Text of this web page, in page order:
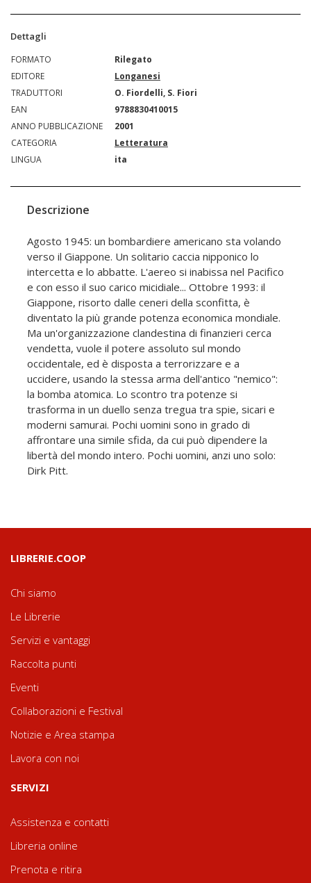
Dettagli
FORMATO
Rilegato
EDITORE
Longanesi
TRADUTTORI
O. Fiordelli, S. Fiori
EAN
9788830410015
ANNO PUBBLICAZIONE
2001
CATEGORIA
Letteratura
LINGUA
ita
Descrizione
Agosto 1945: un bombardiere americano sta volando
verso il Giappone. Un solitario caccia nipponico lo
intercetta e lo abbatte. L'aereo si inabissa nel Pacifico
e con esso il suo carico micidiale... Ottobre 1993: il
Giappone, risorto dalle ceneri della sconfitta, è
diventato la più grande potenza economica mondiale.
Ma un'organizzazione clandestina di finanzieri cerca
vendetta, vuole il potere assoluto sul mondo
occidentale, ed è disposta a terrorizzare e a
uccidere, usando la stessa arma dell'antico "nemico":
la bomba atomica. Lo scontro tra potenze si
trasforma in un duello senza tregua tra spie, sicari e
moderni samurai. Pochi uomini sono in grado di
affrontare una simile sfida, da cui può dipendere la
libertà del mondo intero. Pochi uomini, anzi uno solo:
Dirk Pitt.
LIBRERIE.COOP
Chi siamo
Le Librerie
Servizi e vantaggi
Raccolta punti
Eventi
Collaborazioni e Festival
Notizie e Area stampa
Lavora con noi
SERVIZI
Assistenza e contatti
Libreria online
Prenota e ritira